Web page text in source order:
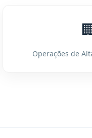
Operações de